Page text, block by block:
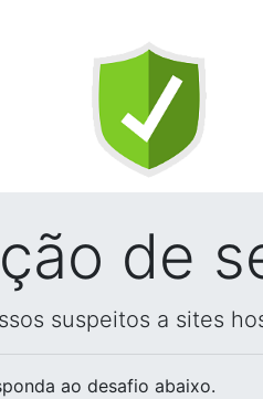
de
suspeitos a sites
ao desafio abaixo.